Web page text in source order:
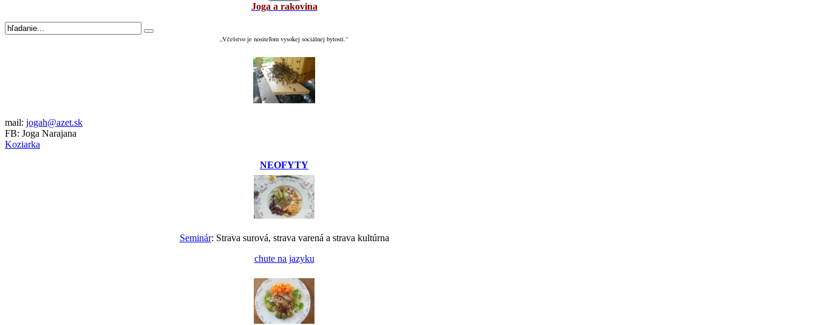
Joga a rakovina
„Včelstvo je nositeľom vysokej sociálnej bytosti.“
mail: jogah@azet.sk
FB: Joga Narajana
Koziarka
NEOFYTY
Seminár: Strava surová, strava varená a strava kultúrna
chute na jazyku